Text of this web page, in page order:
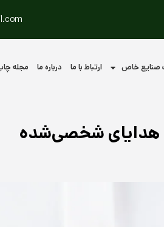
صنایع خاص ارتباط با ما درباره ما مجله
هدایای شخصی‌شده